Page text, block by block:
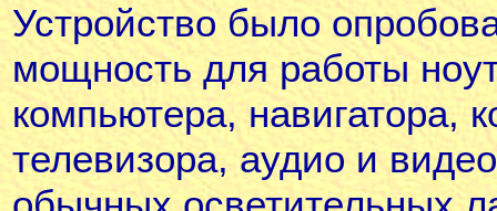
Устройство было
мощность для работы
компьютера, навигатора,
телевизора, аудио и